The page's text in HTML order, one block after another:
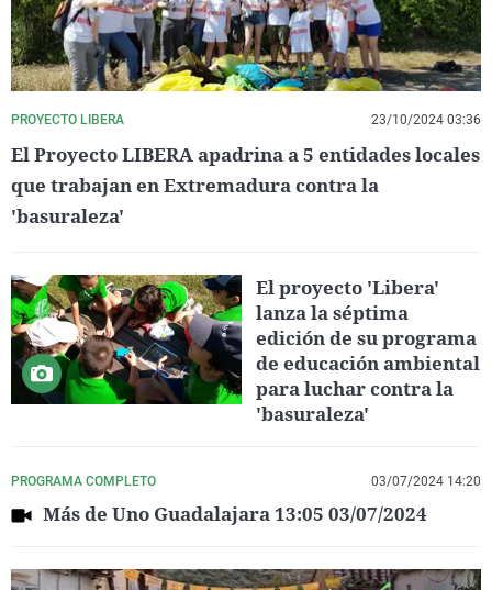
PROYECTO LIBERA 23/10/2024 03:36
El Proyecto LIBERA apadrina a 5 entidades locales
que trabajan en Extremadura contra la
'basuraleza'
El proyecto 'Libera'
lanza la séptima
edición de su programa
de educación ambiental
para luchar contra la
'basuraleza'
PROGRAMA COMPLETO 03/07/2024 14:20
Más de Uno Guadalajara 13:05 03/07/2024